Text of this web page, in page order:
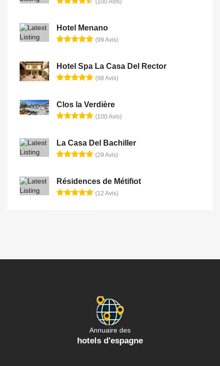
(100 Avis)
Hotel Menano
(99 Avis)
Hotel Spa La Casa Del Rector
(98 Avis)
Clos la Verdière
(100 Avis)
La Casa Del Bachiller
(29 Avis)
Résidences de Métifiot
(12 Avis)
Annuaire des
hotels d'espagne